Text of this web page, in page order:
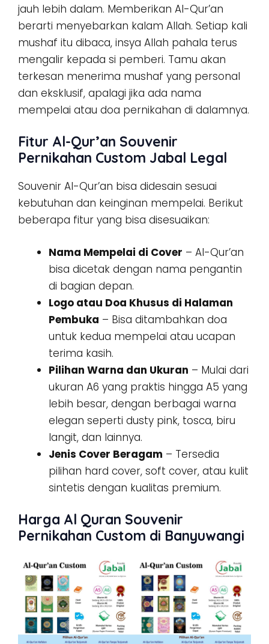
jauh lebih dalam. Memberikan Al-Qur’an
berarti menyebarkan kalam Allah. Setiap kali
mushaf itu dibaca, insya Allah pahala terus
mengalir kepada si pemberi. Tamu akan
terkesan menerima mushaf yang personal
dan eksklusif, apalagi jika ada nama
mempelai atau doa pernikahan di dalamnya.
Fitur Al-Qur’an Souvenir
Pernikahan Custom Jabal Legal
Souvenir Al-Qur’an bisa didesain sesuai
kebutuhan dan keinginan mempelai. Berikut
beberapa fitur yang bisa disesuaikan:
Nama Mempelai di Cover – Al-Qur’an
bisa dicetak dengan nama pengantin
di bagian depan.
Logo atau Doa Khusus di Halaman
Pembuka – Bisa ditambahkan doa
untuk kedua mempelai atau ucapan
terima kasih.
Pilihan Warna dan Ukuran – Mulai dari
ukuran A6 yang praktis hingga A5 yang
lebih besar, dengan berbagai warna
elegan seperti dusty pink, tosca, biru
langit, dan lainnya.
Jenis Cover Beragam – Tersedia
pilihan hard cover, soft cover, atau kulit
sintetis dengan kualitas premium.
Harga Al Quran Souvenir
Pernikahan Custom di Banyuwangi